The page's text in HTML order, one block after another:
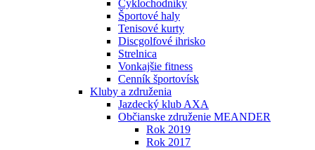
Cyklochodníky
Športové haly
Tenisové kurty
Discgolfové ihrisko
Strelnica
Vonkajšie fitness
Cenník športovísk
Kluby a združenia
Jazdecký klub AXA
Občianske združenie MEANDER
Rok 2019
Rok 2017